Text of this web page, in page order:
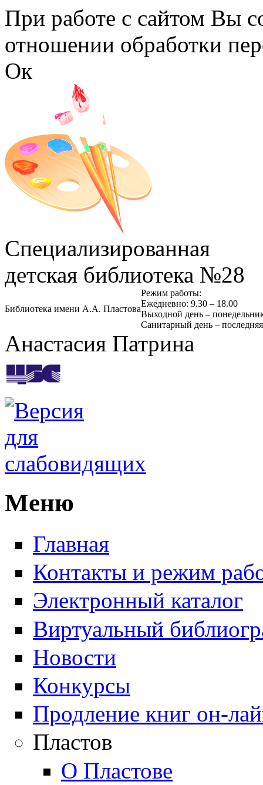
Перейти к основному содержанию
При работе с сайтом Вы
отношении обработки
Ок
Специализированная
детская библиотека №28
Библиотека имени А.А. Пластова
Режим работы:
Ежедневно: 9.30 – 18.00
Выходной день –
Санитарный день –
Анастасия Патрина
Mеню
Главная
Контакты и режим
Электронный каталог
Виртуальный
Новости
Конкурсы
Продление книг он-
Пластов
О Пластове